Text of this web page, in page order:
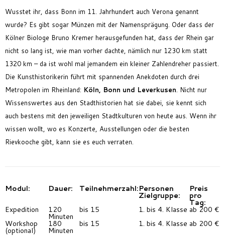
Wusstet ihr, dass Bonn im 11. Jahrhundert auch Verona genannt
wurde? Es gibt sogar Münzen mit der Namensprägung. Oder dass der
Kölner Biologe Bruno Kremer herausgefunden hat, dass der Rhein gar
nicht so lang ist, wie man vorher dachte, nämlich nur 1230 km statt
1320 km – da ist wohl mal jemandem ein kleiner Zahlendreher passiert.
Die Kunsthistorikerin führt mit spannenden Anekdoten durch drei
Metropolen im Rheinland: Köln, Bonn und Leverkusen . Nicht nur
Wissenswertes aus den Stadthistorien hat sie dabei, sie kennt sich
auch bestens mit den jeweiligen Stadtkulturen von heute aus. Wenn ihr
wissen wollt, wo es Konzerte, Ausstellungen oder die besten
Rievkooche gibt, kann sie es euch verraten.
Modul: Dauer: Teilnehmerzahl:Personen
Zielgruppe:
Preis
pro
Tag:
Expedition 120
Minuten
bis 15 1. bis 4. Klasse ab 200 €
Workshop
(optional)
180
Minuten
bis 15 1. bis 4. Klasse ab 200 €